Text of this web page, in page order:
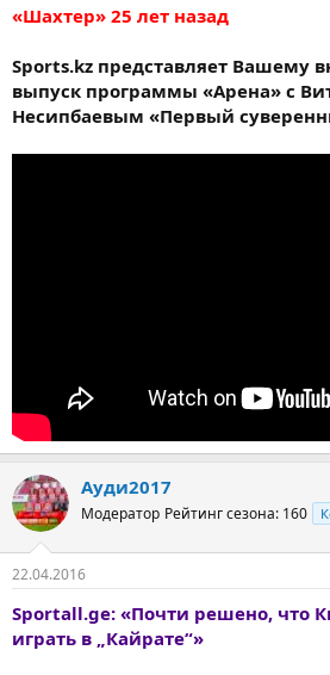
«Шахтер» 25 лет назад
Sports.kz представляет Вашему
выпуск программы «Арена» с
Несипбаевым «Первый
Ауди2017
Модератор Рейтинг сезона: 160
22.04.2016
Sportall.ge: «Почти решено, что
играть в „Кайрате“»